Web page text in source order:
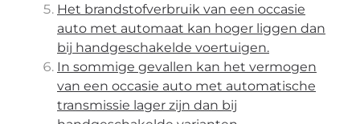
Het brandstofverbruik van een occasie
auto met automaat kan hoger liggen dan
bij handgeschakelde voertuigen.
In sommige gevallen kan het vermogen
van een occasie auto met automatische
transmissie lager zijn dan bij